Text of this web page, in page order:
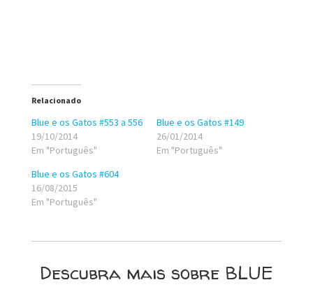
Relacionado
Blue e os Gatos #553 a 556
19/10/2014
Em "Português"
Blue e os Gatos #149
26/01/2014
Em "Português"
Blue e os Gatos #604
16/08/2015
Em "Português"
Descubra mais sobre BLUE